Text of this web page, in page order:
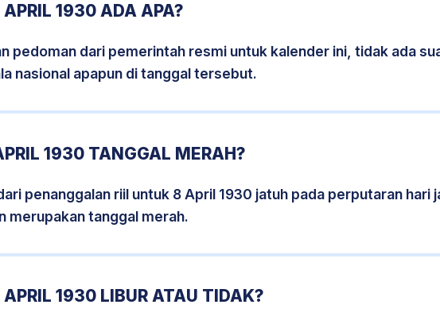
1930 ADA APA?
pedoman dari pemerintah resmi untuk kalender ini, tidak ada
nasional apapun di tanggal tersebut.
1930 TANGGAL MERAH?
penanggalan riil untuk 8 April 1930 jatuh pada perputaran
merupakan tanggal merah.
1930 LIBUR ATAU TIDAK?